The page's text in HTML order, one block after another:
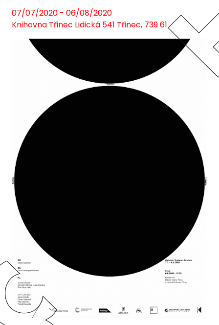
07/07/2020 - 06/08/2020
Knihovna Třinec Lidická 541 Třinec, 739 61